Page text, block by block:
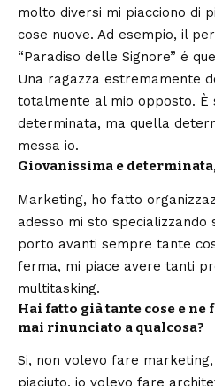
molto diversi mi piacciono di
cose nuove. Ad esempio, il
“Paradiso delle Signore” é
Una ragazza estremamente
totalmente al mio opposto. È
determinata, ma quella
messa io.
Giovanissima e
Marketing, ho fatto
adesso mi sto specializzando
porto avanti sempre tante
ferma, mi piace avere tanti
multitasking.
Hai fatto già tante cose e
mai rinunciato a qualcosa?
Si, non volevo fare
piaciuto, io volevo fare